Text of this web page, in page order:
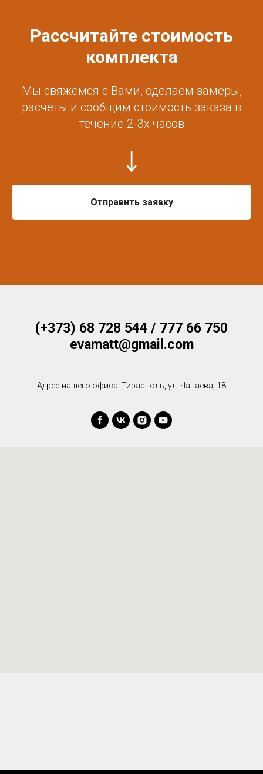
Рассчитайте стоимость
комплекта
Мы свяжемся с Вами, сделаем замеры,
расчеты и сообщим стоимость заказа в
течение 2-3х часов
Отправить заявку
(+373) 68 728 544 / 777 66 750
evamatt@gmail.com
Адрес нашего офиса: Тирасполь, ул. Чапаева, 18